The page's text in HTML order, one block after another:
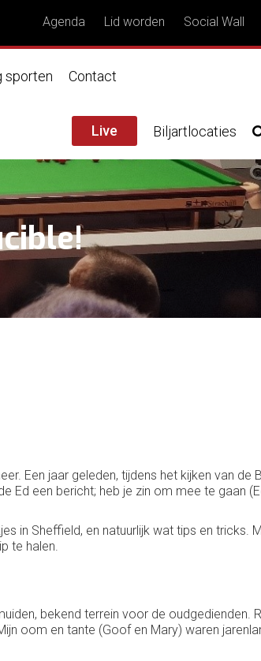
Agenda Lid worden Social Wall
sporten Contact
Live Biljartlocaties
Een jaar geleden, tijdens het kijken van de
Ed een bericht; heb je zin om mee te gaan
in Sheffield, en natuurlijk wat tips en tricks.
te halen.
bekend terrein voor de oudgedienden.
oom en tante (Goof en Mary) waren